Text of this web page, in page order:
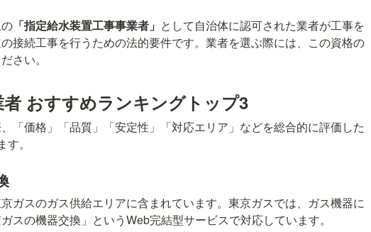
「指定給水装置工事事業者」 として自治体に認可された業者が工事を
接続工事を行うための法的要件です。業者を選ぶ際には、この資格の
さい。
おすすめランキングトップ3
「価格」「品質」「安定性」「対応エリア」などを総合的に評価した
。
ガスのガス供給エリアに含まれています。東京ガスでは、ガス機器に
スの機器交換」というWeb完結型サービスで対応しています。